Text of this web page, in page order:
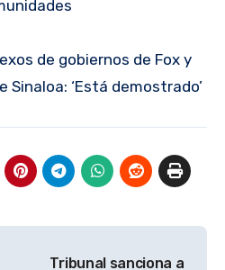
de gobiernos de Fox y
Sinaloa: ‘Está demostrado’
Tribunal sanciona a